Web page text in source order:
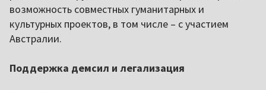
возможность совместных гуманитарных и
культурных проектов, в том числе – с участием
Австралии.
Поддержка демсил и легализация